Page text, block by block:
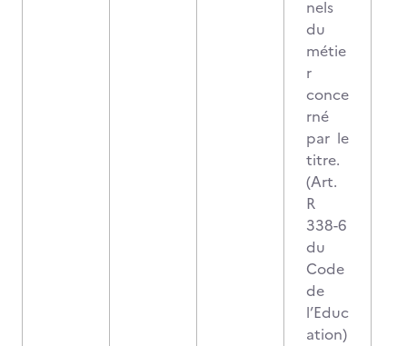
nels
du
métie
r
conce
rné
par le
titre.
(Art.
R
338-6
du
Code
de
l’Educ
ation)